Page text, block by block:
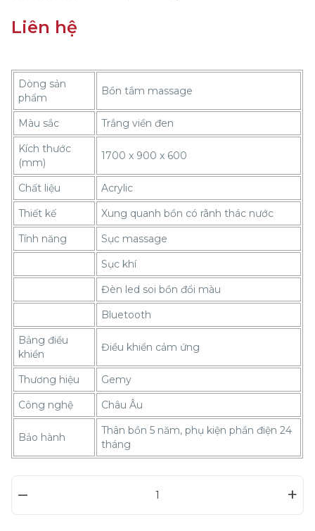
Liên hệ
Dòng sản
phẩm
Bồn tắm massage
Màu sắc
Trắng viền đen
Kích thước
(mm)
1700 x 900 x 600
Chất liệu
Acrylic
Thiết kế
Xung quanh bồn có rãnh thác nước
Tính năng
Sục massage
Sục khí
Đèn led soi bồn đổi màu
Bluetooth
Bảng điều
khiển
Điều khiển cảm ứng
Thương hiệu
Gemy
Công nghệ
Châu Âu
Bảo hành
Thân bồn 5 năm, phụ kiện phần điện 24
tháng
– +